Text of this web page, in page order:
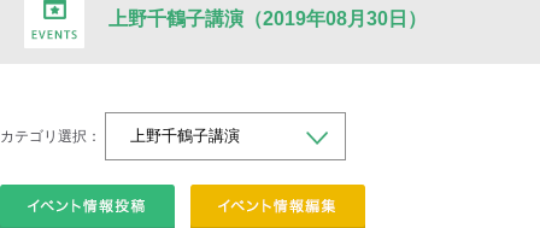
上野千鶴子講演（2019年08月30日）
カテゴリ選択：